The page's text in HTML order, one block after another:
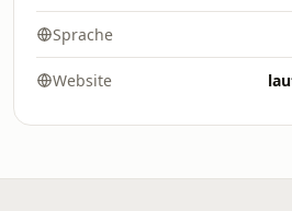
Sprache
Website